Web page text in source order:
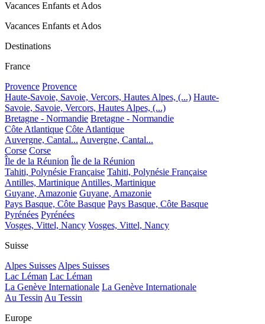
Vacances Enfants et Ados
Vacances Enfants et Ados
Destinations
France
Provence Provence
Haute-Savoie, Savoie, Vercors, Hautes Alpes, (...) Haute-
Savoie, Savoie, Vercors, Hautes Alpes, (...)
Bretagne - Normandie Bretagne - Normandie
Côte Atlantique Côte Atlantique
Auvergne, Cantal... Auvergne, Cantal...
Corse Corse
Île de la Réunion Île de la Réunion
Tahiti, Polynésie Française Tahiti, Polynésie Française
Antilles, MartiniqueAntilles, Martinique
Guyane, Amazonie Guyane, Amazonie
Pays Basque, Côte Basque Pays Basque, Côte Basque
Pyrénées Pyrénées
Vosges, Vittel, Nancy Vosges, Vittel, Nancy
Suisse
Alpes SuissesAlpes Suisses
Lac Léman Lac Léman
La Genève Internationale La Genève Internationale
Au TessinAu Tessin
Europe